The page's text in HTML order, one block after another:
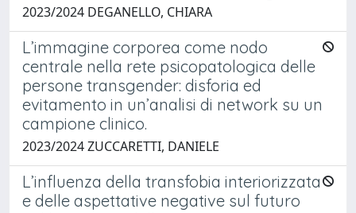
2023/2024 DEGANELLO, CHIARA
L’immagine corporea come nodo
centrale nella rete psicopatologica delle
persone transgender: disforia ed
evitamento in un’analisi di network su un
campione clinico.
2023/2024 ZUCCARETTI, DANIELE
L’influenza della transfobia interiorizzata
e delle aspettative negative sul futuro